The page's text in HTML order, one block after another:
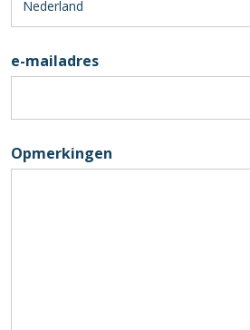
e-mailadres
Opmerkingen